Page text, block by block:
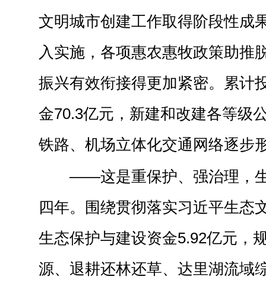
文明城市创建工作取得阶段性成
入实施，各项惠农惠牧政策助推
振兴有效衔接得更加紧密。累计
金70.3亿元，新建和改建各等级
铁路、机场立体化交通网络逐步
——这是重保护、强治理，
四年。围绕贯彻落实习近平生态
生态保护与建设资金5.92亿元，
源、退耕还林还草、达里湖流域